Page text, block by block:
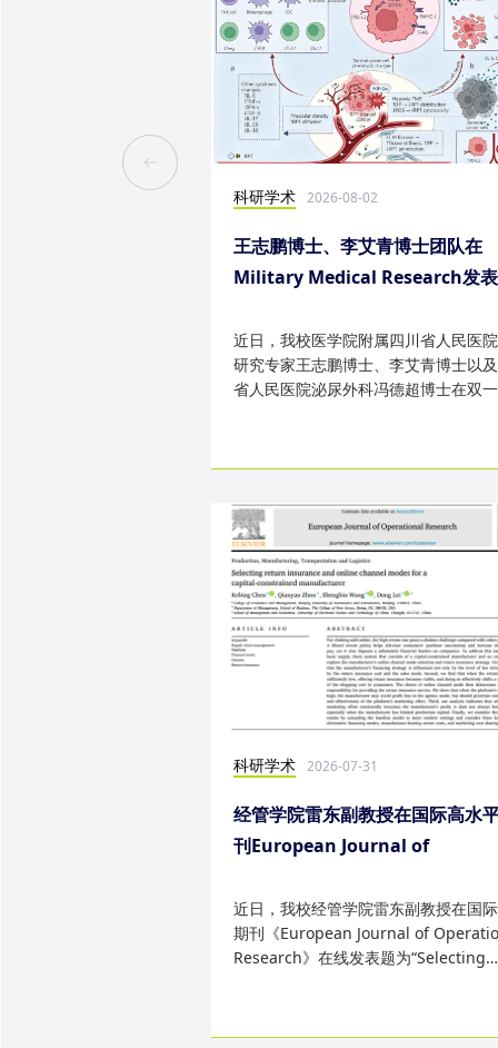
科研学术 2026-08-02
王志鹏博士、李艾青博士团队在
Military Medical Research发
近日，我校医学院附属四川省人民医
研究专家王志鹏博士、李艾青博士以
省人民医院泌尿外科冯德超博士在双
科研学术 2026-07-31
经管学院雷东副教授在国际高水
刊European Journal of
果
近日，我校经管学院雷东副教授在国
期刊《European Journal of
Research》在线发表题为“Selecting